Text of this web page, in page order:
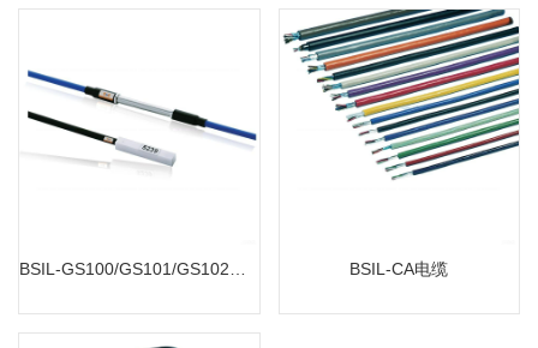
BSIL-GS100/GS101/GS102型光纤光栅式温度计
BSIL-GS100/GS101/GS102型光纤光栅式温度计
BSIL-CA电缆
BSIL-CA电缆